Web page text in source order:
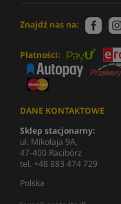
Znajdź nas na:
Płatności:
DANE KONTAKTOWE
Sklep stacjonarny:
ul. Mikołaja 9A,
47-400 Racibórz
tel. +48 883 474 729
Polska